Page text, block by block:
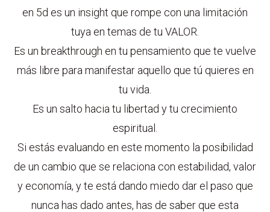
en 5d es un insight que rompe con una limitación
tuya en temas de tu VALOR.
Es un breakthrough en tu pensamiento que te vuelve
más libre para manifestar aquello que tú quieres en
tu vida.
Es un salto hacia tu libertad y tu crecimiento
espiritual.
Si estás evaluando en este momento la posibilidad
de un cambio que se relaciona con estabilidad, valor
y economía, y te está dando miedo dar el paso que
nunca has dado antes, has de saber que esta